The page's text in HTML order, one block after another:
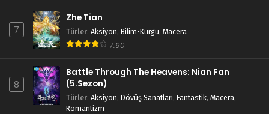
Tales of Herding Gods 19.Bölüm izle
Tales of Herding Gods 18.Bölüm izle
Blm 18 - Şubat 17, 2025
7
Zhe Tian
Türler: Aksiyon, Bilim-Kurgu, Macera
7.90
8
Battle Through The Heavens: Nian Fan
(5.Sezon)
Türler: Aksiyon, Dövüş Sanatları, Fantastik, Macera,
Romantizm